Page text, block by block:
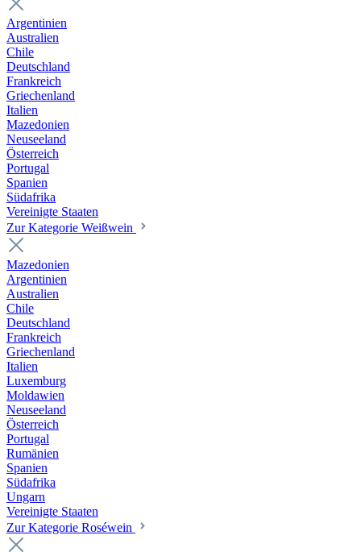
Argentinien
Australien
Chile
Deutschland
Frankreich
Griechenland
Italien
Mazedonien
Neuseeland
Österreich
Portugal
Spanien
Südafrika
Vereinigte Staaten
Zur Kategorie Weißwein
Mazedonien
Argentinien
Australien
Chile
Deutschland
Frankreich
Griechenland
Italien
Luxemburg
Moldawien
Neuseeland
Österreich
Portugal
Rumänien
Spanien
Südafrika
Ungarn
Vereinigte Staaten
Zur Kategorie Roséwein